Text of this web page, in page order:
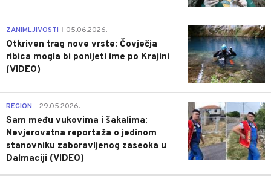
0
ZANIMLJIVOSTI 05.06.2026.
Otkriven trag nove vrste: Čovječja
ribica mogla bi ponijeti ime po Krajini
(VIDEO)
0
REGION 29.05.2026.
Sam među vukovima i šakalima:
Nevjerovatna reportaža o jedinom
stanovniku zaboravljenog zaseoka u
Dalmaciji (VIDEO)